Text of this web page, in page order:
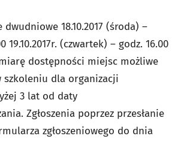
18.10.2017 (środa) –
19.10.2017r. (czwartek) – godz. 16.00
dostępności miejsc możliwe
szkoleniu dla organizacji
3 lat od daty
Zgłoszenia poprzez przesłanie
zgłoszeniowego do dnia